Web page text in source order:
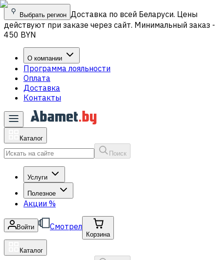
Выбрать регион Доставка по всей Беларуси. Цены
действуют при заказе через сайт. Минимальный заказ -
450 BYN
О компании
Программа лояльности
Оплата
Доставка
Контакты
Каталог
Поиск
Услуги
Полезное
Акции %
Войти Смотрел
Корзина
Каталог